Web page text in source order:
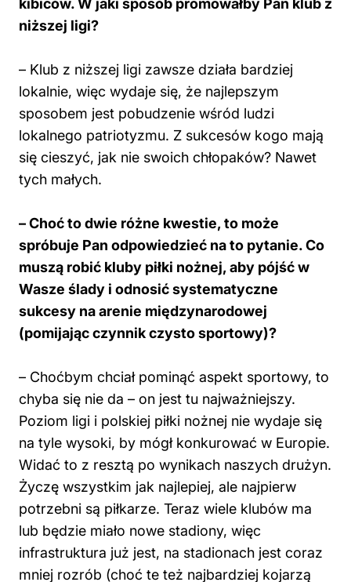
kibiców. W jaki sposób promowałby Pan klub z
niższej ligi?
– Klub z niższej ligi zawsze działa bardziej
lokalnie, więc wydaje się, że najlepszym
sposobem jest pobudzenie wśród ludzi
lokalnego patriotyzmu. Z sukcesów kogo mają
się cieszyć, jak nie swoich chłopaków? Nawet
tych małych.
– Choć to dwie różne kwestie, to może
spróbuje Pan odpowiedzieć na to pytanie. Co
muszą robić kluby piłki nożnej, aby pójść w
Wasze ślady i odnosić systematyczne
sukcesy na arenie międzynarodowej
(pomijając czynnik czysto sportowy)?
– Choćbym chciał pominąć aspekt sportowy, to
chyba się nie da – on jest tu najważniejszy.
Poziom ligi i polskiej piłki nożnej nie wydaje się
na tyle wysoki, by mógł konkurować w Europie.
Widać to z resztą po wynikach naszych drużyn.
Życzę wszystkim jak najlepiej, ale najpierw
potrzebni są piłkarze. Teraz wiele klubów ma
lub będzie miało nowe stadiony, więc
infrastruktura już jest, na stadionach jest coraz
mniej rozrób (choć te też najbardziej kojarzą